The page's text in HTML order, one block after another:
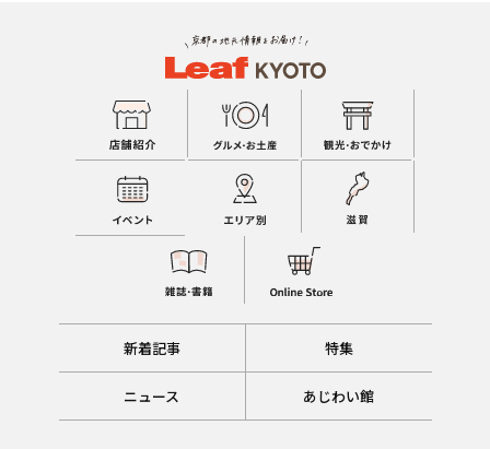
新着記事 特集
ニュース あじわい館